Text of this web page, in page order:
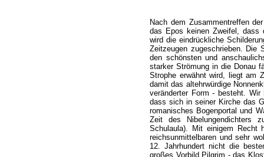
Nach dem Zusammentreffen
das Epos keinen Zweifel, dass
wird die eindrückliche
Zeitzeugen zugeschrieben. Die
den schönsten und
starker Strömung in die Donau
Strophe erwähnt wird, liegt am
damit das altehrwürdige
veränderter Form - besteht.
dass sich in seiner Kirche das
romanisches Bogenportal und
Zeit des Nibelungendichters
Schulaula). Mit einigem Recht
reichsunmittelbaren und sehr
12. Jahrhundert nicht die
großes Vorbild Pilgrim - das